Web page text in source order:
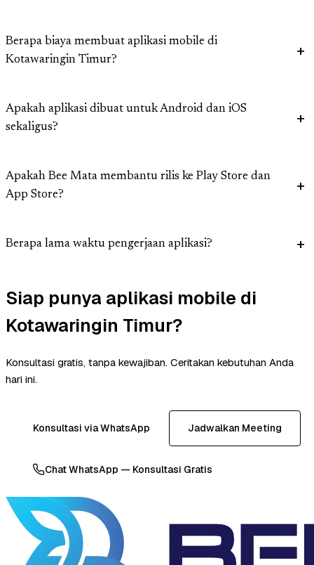
Berapa biaya membuat aplikasi mobile di
Kotawaringin Timur?
Apakah aplikasi dibuat untuk Android dan iOS
sekaligus?
Apakah Bee Mata membantu rilis ke Play Store dan
App Store?
Berapa lama waktu pengerjaan aplikasi?
Siap punya aplikasi mobile di
Kotawaringin Timur?
Konsultasi gratis, tanpa kewajiban. Ceritakan kebutuhan Anda
hari ini.
Konsultasi via WhatsApp Jadwalkan Meeting
Chat WhatsApp — Konsultasi Gratis